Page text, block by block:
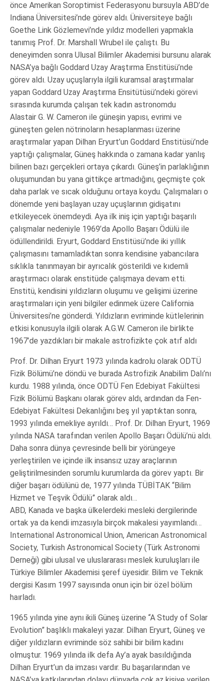
önce Amerikan Soroptimist Federasyonu bursuyla ABD’de
Indiana Üniversitesi’nde görev aldı. Üniversiteye bağlı
Goethe Link Gözlemevi’nde yıldız modelleri yapmakla
tanımış Prof. Dr. Marshall Wrubel ile çalıştı. Bu
deneyimden sonra Ulusal Bilimler Akademisi bursunu alarak
NASA’ya bağlı Goddard Uzay Araştırma Enstitüsü’nde
görev aldı. Uzay uçuşlarıyla ilgili kuramsal araştırmalar
yapan Goddard Uzay Araştırma Ensitütüsü’ndeki görevi
sırasında kurumda çalışan tek kadın astronomdu
Alastair G. W. Cameron ile güneşin yapısı, evrimi ve
güneşten gelen nötrinoların hesaplanması üzerine
araştırmalar yapan Dilhan Eryurt’un Goddard Enstitüsü’nde
yaptığı çalışmalar, Güneş hakkında o zamana kadar yanlış
bilinen bazı gerçekleri ortaya çıkardı. Güneş’in parlaklığının
oluşumundan bu yana gittikçe artmadığını, geçmişte çok
daha parlak ve sıcak olduğunu ortaya koydu. Çalışmaları o
dönemde yeni başlayan uzay uçuşlarının gidişatını
etkileyecek önemdeydi. Aya ilk iniş için yaptığı başarılı
çalışmalar nedeniyle 1969’da Apollo Başarı Ödülü ile
ödüllendirildi. Eryurt, Goddard Enstitüsü’nde iki yıllık
çalışmasını tamamladıktan sonra kendisine yabancılara
sıklıkla tanınmayan bir ayrıcalık gösterildi ve kıdemli
araştırmacı olarak enstitüde çalışmaya devam etti.
Enstitü, kendisini yıldızların oluşumu ve gelişimi üzerine
araştırmaları için yeni bilgiler edinmek üzere California
Üniversitesi’ne gönderdi. Yıldızların evriminde kütlelerinin
etkisi konusuyla ilgili olarak A.G.W. Cameron ile birlikte
1967’de yazdıkları bir makale astrofizikte çok atıf aldı
Prof. Dr. Dilhan Eryurt 1973 yılında kadrolu olarak ODTÜ
Fizik Bölümü’ne döndü ve burada Astrofizik Anabilim Dalı’nı
kurdu. 1988 yılında, önce ODTÜ Fen Edebiyat Fakültesi
Fizik Bölümü Başkanı olarak görev aldı, ardından da Fen-
Edebiyat Fakültesi Dekanlığını beş yıl yaptıktan sonra,
1993 yılında emekliye ayrıldı… Prof. Dr. Dilhan Eryurt, 1969
yılında NASA tarafından verilen Apollo Başarı Ödülü’nü aldı.
Daha sonra dünya çevresinde belli bir yörüngeye
yerleştirilen ve içinde ilk insansız uzay araçlarının
geliştirilmesinden sorumlu kurumlarda da görev yaptı. Bir
diğer başarı ödülünü de, 1977 yılında TÜBİTAK “Bilim
Hizmet ve Teşvik Ödülü” olarak aldı…
ABD, Kanada ve başka ülkelerdeki mesleki dergilerinde
ortak ya da kendi imzasıyla birçok makalesi yayımlandı…
International Astronomical Union, American Astronomical
Society, Turkish Astronomical Society (Türk Astronomi
Derneği) gibi ulusal ve uluslararası meslek kuruluşları ile
Türkiye Bilimler Akademisi şeref üyesidir. Bilim ve Teknik
dergisi Kasım 1997 sayısında onun için bir özel bölüm
haırladı.
1965 yılında yine aynı ikili Güneş üzerine “A Study of Solar
Evolution” başlıklı makaleyi yazar. Dilhan Eryurt, Güneş ve
diğer yıldızların evriminde söz sahibi bir bilim kadını
olmuştur. 1969 yılında ilk defa Ay’a ayak basıldığında
Dilhan Eryurt’un da imzası vardır. Bu başarılarından ve